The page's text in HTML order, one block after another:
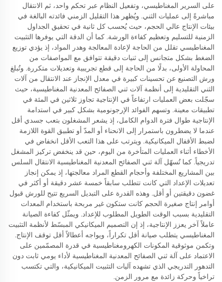
على السرير المغناطيسي، وتفعيل النظام عبر تحكم واحد، ثم الانتقال
مباشرةً إلى عمليات الثني. ويُظهر هذا التقليل الزمني فائدته البالغة في
بيئات الإنتاج عالي الحجم، حيث يُحسب كل ثانية في تحقيق الجداول
الزمنية للتسليم وتعظيم كفاءة الورشة. كما أن الدقة التي يوفرها التثبيت
المغناطيسي تقلل من الحاجة لإعادة المعالجة وهدر المواد، إذ يؤدي توزيع
الضغط بشكل متجانس إلى ثنيات دقيقة تتوافق مع المواصفات من
المحاولة الأولى، بدلًا من الحاجة إلى قطع تجريبية وتعديلات متكررة. وتُبلغ
ورش التصنيع عن تحسينات كبيرة في معدل الإنجاز عند الانتقال من آلات
الثني التقليدية إلى أنظمة آلات ثني الصفائح المعدنية المغناطيسية، حيث
سجّلت بعض العمليات ارتفاعاً في الإنتاجية تجاوز ثلاثين في المئة في
تطبيقات معينة. وتسهم الفوائد الإرجونومية بشكل كبير في استدامة
الإنتاجية طوال فترة الدوام الكامل، إذ يشعر المشغلون بتعب جسدي أقل
عندما لا يضطرون باستمرار إلى الانحناء أو المدّ أو تطبيق القوة اللازمة
لضبط الأقفال الميكانيكية. ويترتب على هذا التعب الأقل انخفاض في
الأخطاء أثناء العمليات المتأخرة من اليوم، حين قد ينخفض تركيز المشغل
تدريجياً. كما تُسهّل آلة ثني الصفائح المعدنية المغناطيسية الانتقال السلس
بين المشاريع المختلفة وأحجام القطع المراد معالجتها، إذ يمكن إنجاز
تعديلات الإعداد التي كانت تتطلب سابقاً خمسة عشر دقيقة أو أكثر في
غضون دقيقتين أو أقل. وهذه القدرة على التبديل السريع تتيح للورش قبول
أوامر إنتاج صغيرة الحجم كانت ستكون غير مربحة باستخدام المعدات
التقليدية بسبب الوقت الطويل المطلوب للإعداد. ويمثّل كفاءة الصيانة
عاملاً آخر يعزز الإنتاجية، إذ إن التصميم الميكانيكي المبسّط لأنظمة التثبيت
المغناطيسي يتطلب صيانة أقل تكراراً، ويواجه أعطالاً أقل توقف الإنتاج.
وتكمن موثوقية المكونات الكهرومغناطيسية في قدرة المصمّمين على
الاعتماد على آلة ثني الصفائح المعدنية المغناطيسية لأداء يومي ثابت دون
التدهور التدريجي الذي تشهده آليات التثبيت الميكانيكية، والتي تكتسب
تراخياً وحركة زائدة مع مرور الزمن.